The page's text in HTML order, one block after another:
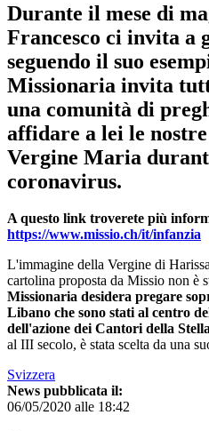
Durante il mese di
Francesco ci invita a
seguendo il suo
Missionaria invita
una comunità di
affidare a lei le
Vergine Maria
coronavirus.
A questo link troverete più
https://www.missio.ch/it/infanzia
L'immagine della Vergine di
cartolina proposta da Missio non è
Missionaria desidera pregare
Libano che sono stati al centro
dell'azione dei Cantori della
al III secolo, è stata scelta da una
Svizzera
News pubblicata il:
06/05/2020 alle 18:42